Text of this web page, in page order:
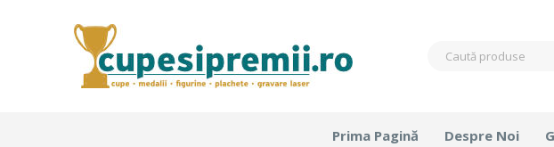
Prima Pagină Despre Noi